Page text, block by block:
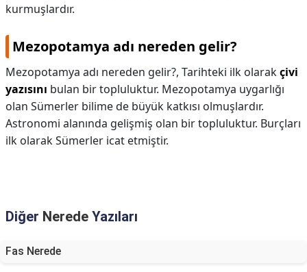
kurmuşlardır.
Mezopotamya adı nereden gelir?
Mezopotamya adı nereden gelir?, Tarihteki ilk olarakçivi
yazısını bulan bir topluluktur. Mezopotamya uygarlığı
olan Sümerler bilime de büyük katkısı olmuşlardır.
Astronomi alanında gelişmiş olan bir topluluktur. Burçları
ilk olarak Sümerler icat etmiştir.
Diğer Nerede Yazıları
Fas Nerede